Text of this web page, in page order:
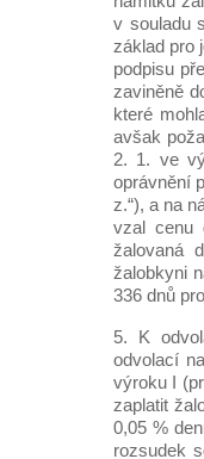
v souladu
základ pro
podpisu
zaviněně
které
avšak
2. 1. ve
oprávnění
z.“), a na
vzal cenu
žalovaná
žalobkyni
336 dnů
5. K
odvolací
výroku I
zaplatit
0,05 %
rozsudek